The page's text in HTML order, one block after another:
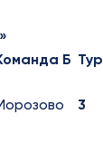
Б Тур
3